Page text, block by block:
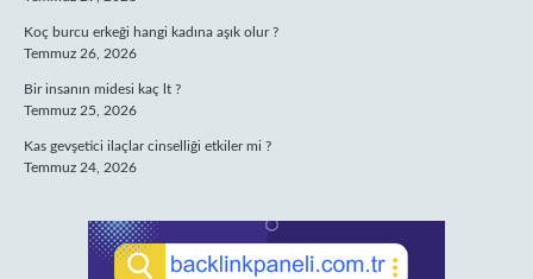
Koç burcu erkeği hangi kadına aşık olur ?
Temmuz 26, 2026
Bir insanın midesi kaç lt ?
Temmuz 25, 2026
Kas gevşetici ilaçlar cinselliği etkiler mi ?
Temmuz 24, 2026